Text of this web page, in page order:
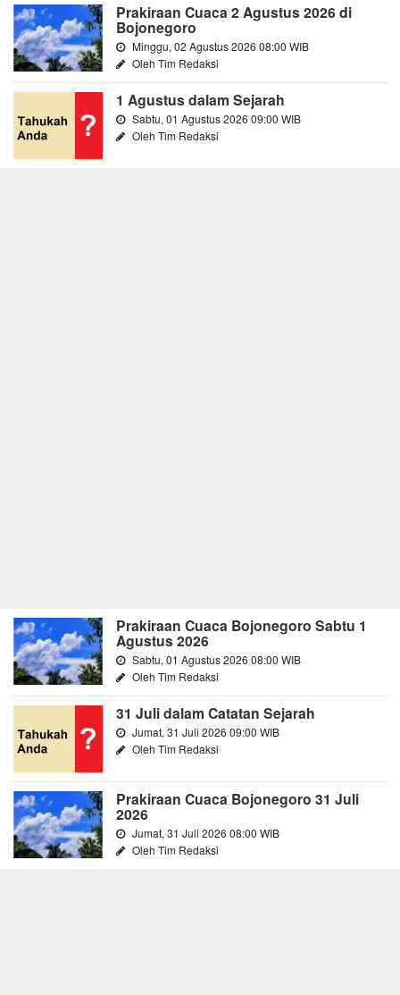
Prakiraan Cuaca 2 Agustus 2026 di
Bojonegoro
Minggu, 02 Agustus 2026 08:00 WIB
Oleh Tim Redaksi
1 Agustus dalam Sejarah
Sabtu, 01 Agustus 2026 09:00 WIB
Oleh Tim Redaksi
Prakiraan Cuaca Bojonegoro Sabtu 1
Agustus 2026
Sabtu, 01 Agustus 2026 08:00 WIB
Oleh Tim Redaksi
31 Juli dalam Catatan Sejarah
Jumat, 31 Juli 2026 09:00 WIB
Oleh Tim Redaksi
Prakiraan Cuaca Bojonegoro 31 Juli
2026
Jumat, 31 Juli 2026 08:00 WIB
Oleh Tim Redaksi